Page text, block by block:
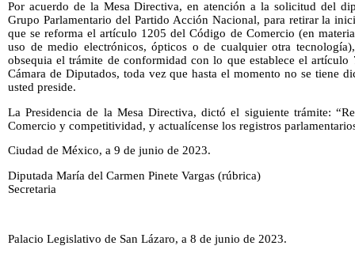
Por acuerdo de la Mesa Directiva, en atención a la solicitud del
Grupo Parlamentario del Partido Acción Nacional, para retirar la
que se reforma el artículo 1205 del Código de Comercio (en
uso de medio electrónicos, ópticos o de cualquier otra
obsequia el trámite de conformidad con lo que establece el
Cámara de Diputados, toda vez que hasta el momento no se tiene
usted preside.
La Presidencia de la Mesa Directiva, dictó el siguiente trámite:
Comercio y competitividad, y actualícense los registros
Ciudad de México, a 9 de junio de 2023.
Diputada María del Carmen Pinete Vargas (rúbrica)
Secretaria
Palacio Legislativo de San Lázaro, a 8 de junio de 2023.